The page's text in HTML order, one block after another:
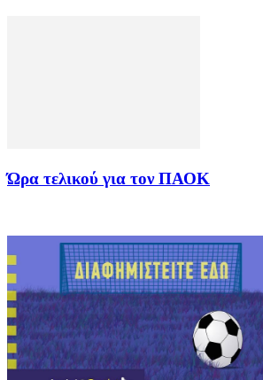
Ώρα τελικού για τον ΠΑΟΚ